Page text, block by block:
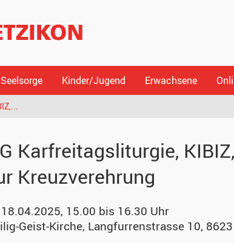
Seelsorge Kinder/Jugend Erwachsene
Karfreitagsliturgie,
Kreuzverehrung
18.04.2025, 15.00 bis 16.30 Uhr
Geist-Kirche, Langfurrenstrasse 10,